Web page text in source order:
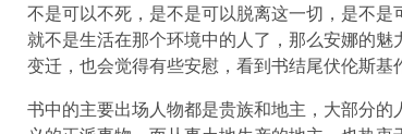
不是可以不死，是不是可以脱离这一切，是不
就不是生活在那个环境中的人了，那么安娜的
变迁，也会觉得有些安慰，看到书结尾伏伦斯基
书中的主要出场人物都是贵族和地主，大部分